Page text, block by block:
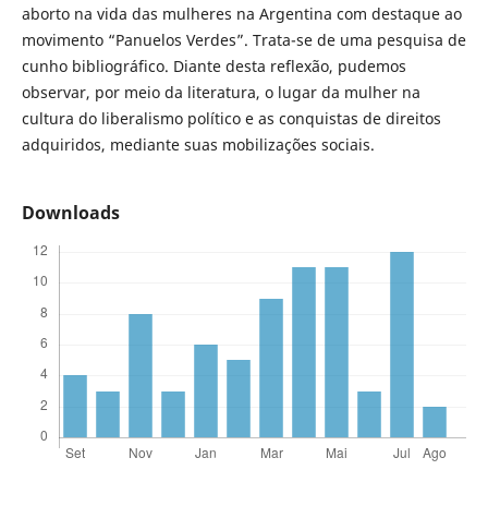
aborto na vida das mulheres na Argentina com destaque ao
movimento “Panuelos Verdes”. Trata-se de uma pesquisa de
cunho bibliográfico. Diante desta reflexão, pudemos
observar, por meio da literatura, o lugar da mulher na
cultura do liberalismo político e as conquistas de direitos
adquiridos, mediante suas mobilizações sociais.
Downloads